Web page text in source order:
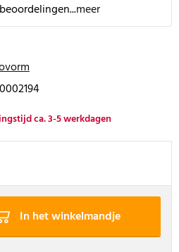
meer
ca. 3-5 werkdagen
In het winkelmandje